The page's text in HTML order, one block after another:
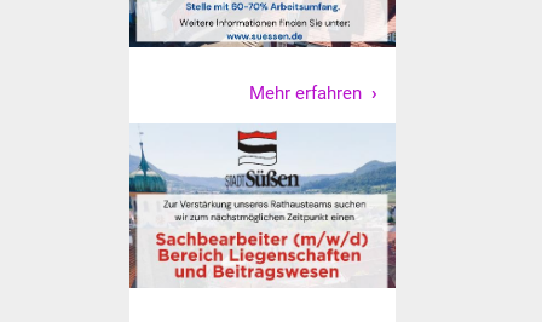
Index
Bürgerbus (MOBS)
Abfall und Entsorgung
Kultur & Freizeit
Mehr erfahren